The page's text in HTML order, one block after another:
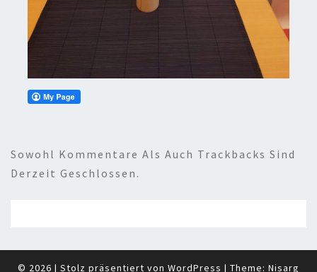
Sowohl Kommentare Als Auch Trackbacks Sind
Derzeit Geschlossen.
© 2026 | Stolz präsentiert von WordPress | Theme: Nisarg